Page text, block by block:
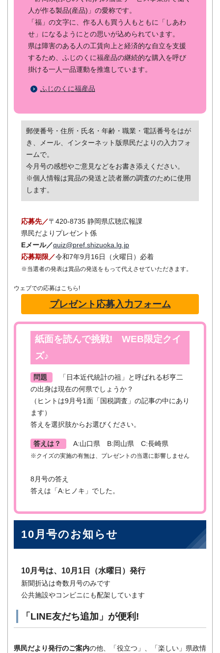
人が作る製品(産品)」の愛称です。
「福」の文字に、作る人も買う人もともに「しあわ
せ」になるようにとの思いが込められています。
県は障害のある人の工賃向上と経済的な自立を支援
するため、ふじのくに福産品の継続的な購入を呼び
掛ける一人一品運動を推進しています。
ふじのくに福産品
郵便番号・住所・氏名・年齢・職業・電話番号をはが
き、メール、インターネット版県民だよりの入力フォ
ームで。
今月号の感想やご意見などをお書き添えください。
※個人情報は賞品の発送と読者層の調査のために使用
します。
応募先／〒420-8735 静岡県広聴広報課
県民だよりプレゼント係
Eメール／quiz@pref.shizuoka.lg.jp
応募期限／令和7年9月16日（火曜日）必着
※当選者の発表は賞品の発送をもって代えさせていただきます。
ウェブでの応募はこちら!
プレゼント応募入力フォーム
紙面を読んで挑戦! WEB限定クイ
ズ♪
問題
「日本近代統計の祖」と呼ばれる杉亨二
の出身は現在の何県でしょうか？
（ヒントは9月号1面「国税調査」の記事の中にあり
ます）
答えを選択肢からお選びください。
答えは？ A:山口県 B:岡山県 C:長崎県
※クイズの実施の有無は、プレゼントの当選に影響しません
8月号の答え
答えは「A:ヒノキ」でした。
10月号のお知らせ
10月号は、10月1日（水曜日）発行
新聞折込は奇数月号のみです
公共施設やコンビニにも配架しています
「LINE友だち追加」が便利!
県民だより発行のご案内の他、「役立つ」、「楽しい」県政情